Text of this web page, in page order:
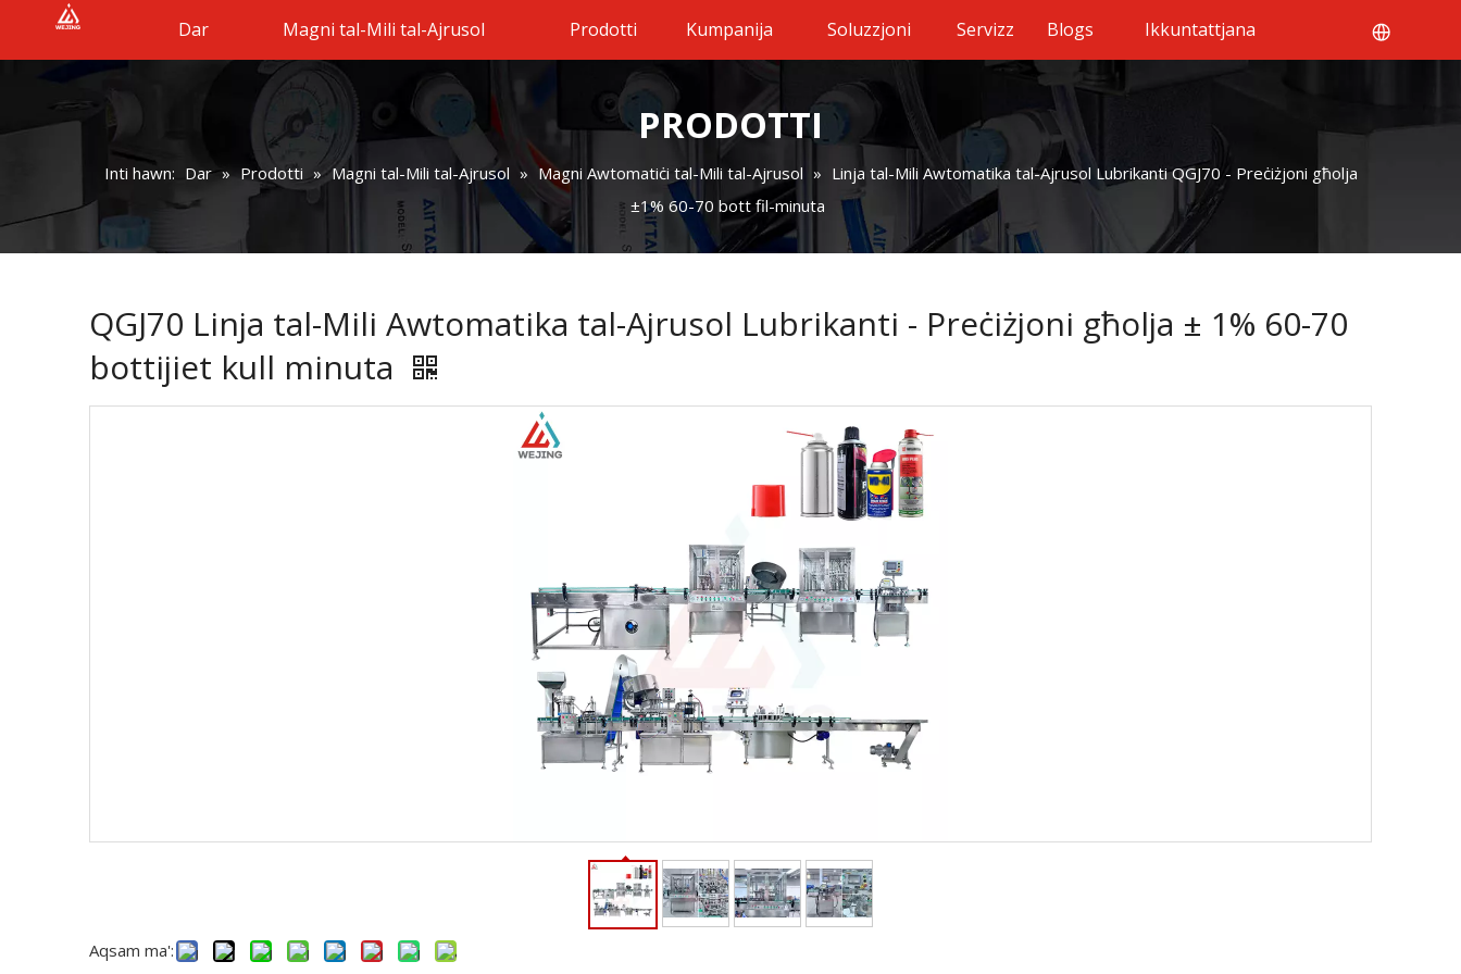
Dar Magni tal-Mili tal-Ajrusol Prodotti Kumpanija Soluzzjoni Servizz Blogs Ikkuntattjana
PRODOTTI
Inti hawn: Dar » Prodotti » Magni tal-Mili tal-Ajrusol » Magni Awtomatiċi tal-Mili tal-Ajrusol » Linja tal-Mili Awtomatika tal-Ajrusol Lubrikanti QGJ70 - Preċiżjoni għolja
±1% 60-70 bott fil-minuta
QGJ70 Linja tal-Mili Awtomatika tal-Ajrusol Lubrikanti - Preċiżjoni għolja ± 1% 60-70
bottijiet kull minuta
Aqsam ma':